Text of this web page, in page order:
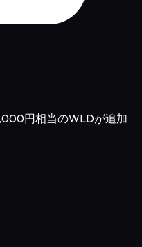
円相当のWLDが追加